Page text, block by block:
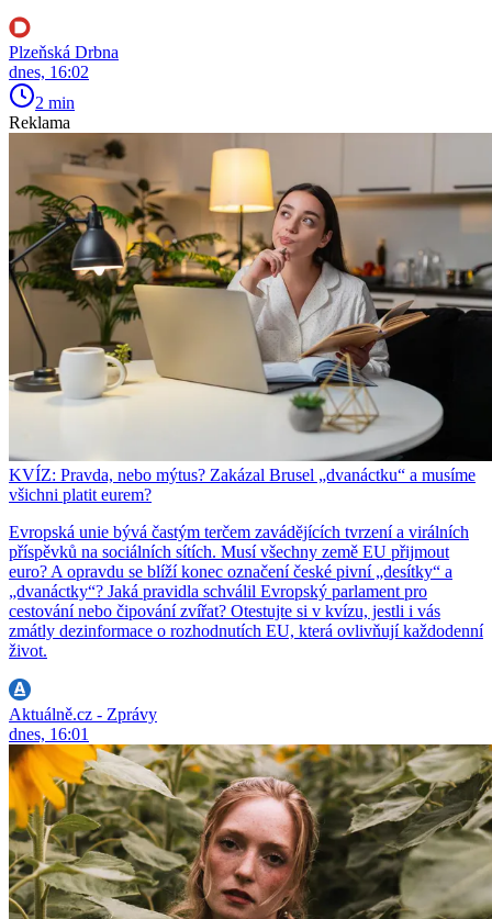
Plzeňská Drbna
dnes, 16:02
2 min
Reklama
KVÍZ: Pravda, nebo mýtus? Zakázal Brusel „dvanáctku“ a musíme
všichni platit eurem?
Evropská unie bývá častým terčem zavádějících tvrzení a virálních
příspěvků na sociálních sítích. Musí všechny země EU přijmout
euro? A opravdu se blíží konec označení české pivní „desítky“ a
„dvanáctky“? Jaká pravidla schválil Evropský parlament pro
cestování nebo čipování zvířat? Otestujte si v kvízu, jestli i vás
zmátly dezinformace o rozhodnutích EU, která ovlivňují každodenní
život.
Aktuálně.cz - Zprávy
dnes, 16:01